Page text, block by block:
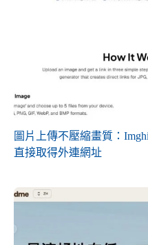
圖片上傳不壓縮畫質：
直接取得外連網址